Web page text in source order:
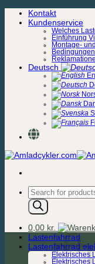
Zum
Inhalt
Kontakt
Kundenservice
Welches
Einführung
Montage-
Deutsch
Products
search
0,00 kr.
Lastenfahrrad
Lastenfahrrad
Elektrisches
Elektrisches